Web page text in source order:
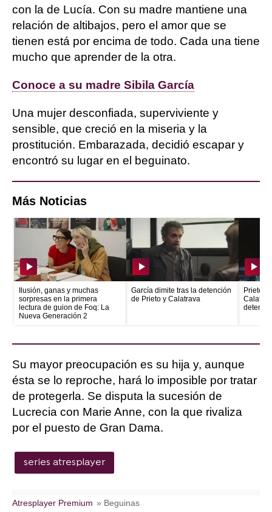
con la de Lucía. Con su madre mantiene una
relación de altibajos, pero el amor que se
tienen está por encima de todo. Cada una tiene
mucho que aprender de la otra.
Conoce a su madre Sibila García
Una mujer desconfiada, superviviente y
sensible, que creció en la miseria y la
prostitución. Embarazada, decidió escapar y
encontró su lugar en el beguinato.
Más Noticias
Ilusión, ganas y muchas
sorpresas en la primera
lectura de guion de Foq: La
Nueva Generación 2
García dimite tras la detención
de Prieto y Calatrava
Prieto
Su mayor preocupación es su hija y, aunque
ésta se lo reproche, hará lo imposible por tratar
de protegerla. Se disputa la sucesión de
Lucrecia con Marie Anne, con la que rivaliza
por el puesto de Gran Dama.
series atresplayer
Atresplayer Premium » Beguinas